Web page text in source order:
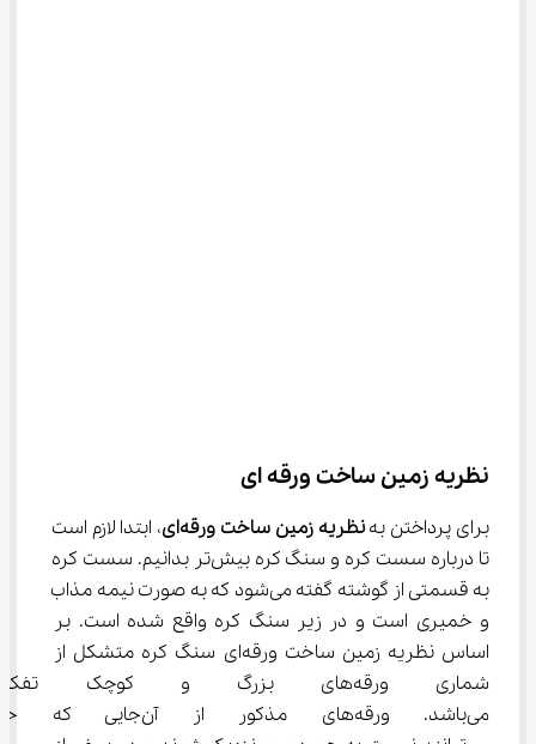
نظریه زمین ساخت ورقه ای
برای پرداختن به نظریه زمین ساخت ورقه‌ای
، ابتدا لازم است
تا درباره سست کره و سنگ کره بیش‌تر بدانیم. سست کره
به قسمتی از گوشته گفته می‌شود که به صورت نیمه مذاب
و خمیری است و در زیر سنگ کره واقع شده است. بر
اساس نظریه زمین ساخت ورقه‌ای سنگ کره متشکل از
شماری ورقه‌های بزرگ و
می‌باشد. ورقه‌های مذکور از